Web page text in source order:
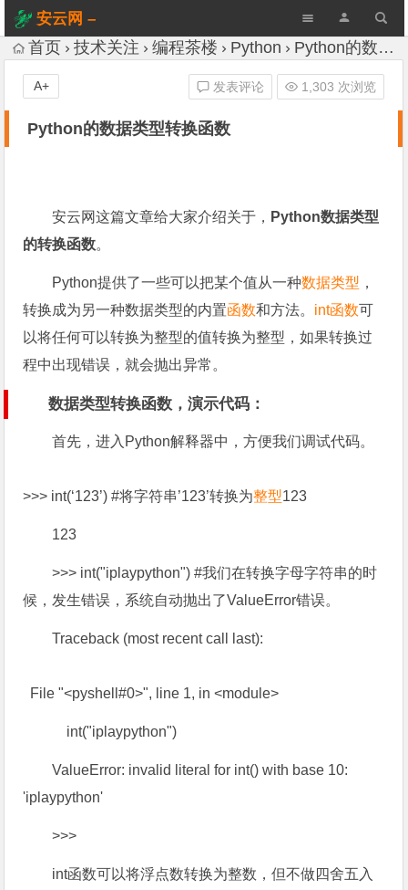
安云网 –
AnYun.ORG
首页 技术关注 编程茶楼 Python Python的数据类型转换函数
Python的数据类型转换函数
发表评论 1,303 次浏览
A+
安云网这篇文章给大家介绍关于， Python数据类型
的转换函数。
Python提供了一些可以把某个值从一种数据类型 ，
转换成为另一种数据类型的内置函数和方法。 int函数可
以将任何可以转换为整型的值转换为整型，如果转换过
程中出现错误，就会抛出异常。
数据类型转换函数，演示代码：
首先，进入Python解释器中，方便我们调试代码。
>>> int(‘123’) #将字符串’123’转换为整型123
123
>>> int("iplaypython") #我们在转换字母字符串的时
候，发生错误，系统自动抛出了ValueError错误。
Traceback (most recent call last):
File "<pyshell#0>", line 1, in <module>
int("iplaypython")
ValueError: invalid literal for int() with base 10:
'iplaypython'
>>>
int函数可以将浮点数转换为整数，但不做四舍五入